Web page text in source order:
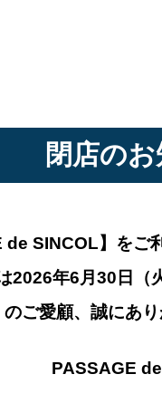
閉店の
SINCOL】 をご
2026年6月30日（
ご愛顧、誠にあり
PASSAGE